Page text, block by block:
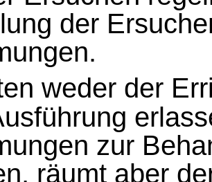
der
weder der
zur
räumt aber